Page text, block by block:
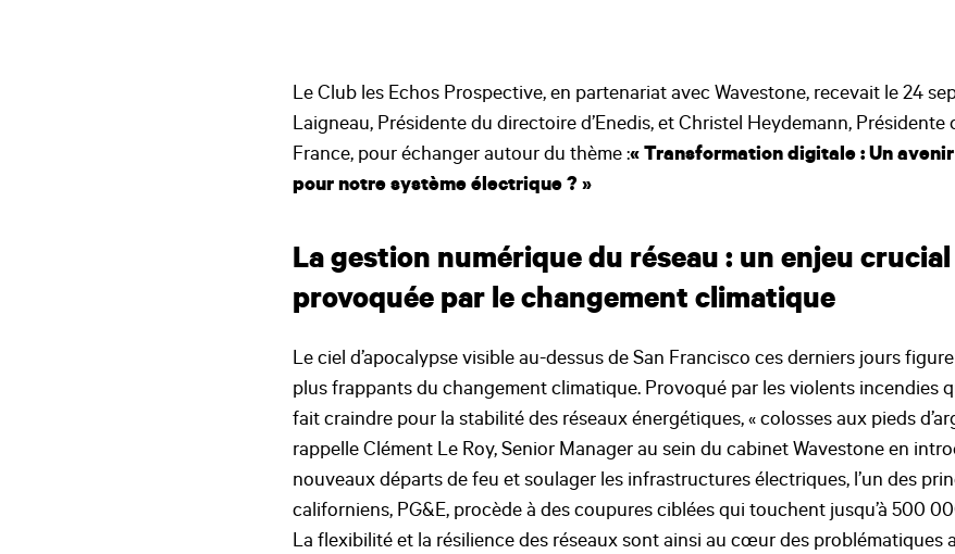
Le Club les Echos Prospective, en partenariat avec Wavestone, recevait le 24
Laigneau, Présidente du directoire d’Enedis, et Christel Heydemann, Présidente
France, pour échanger autour du thème :« Transformation digitale : Un
pour notre système électrique ? »
La gestion numérique du réseau : un enjeu crucial
provoquée par le changement climatique
Le ciel d’apocalypse visible au-dessus de San Francisco ces derniers jours
plus frappants du changement climatique. Provoqué par les violents incendies
fait craindre pour la stabilité des réseaux énergétiques, « colosses aux pieds
rappelle Clément Le Roy, Senior Manager au sein du cabinet Wavestone en
nouveaux départs de feu et soulager les infrastructures électriques, l’un des
californiens, PG&E, procède à des coupures ciblées qui touchent jusqu’à 500
La flexibilité et la résilience des réseaux sont ainsi au cœur des problématiques